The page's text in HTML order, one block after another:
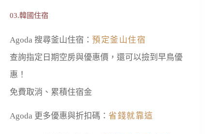
03.韓國住宿
Agoda 搜尋釜山住宿： 預定釜山住宿
查詢指定日期空房與優惠價，還可以撿到早鳥優
惠！
免費取消、累積住宿金
Agoda 更多優惠與折扣碼： 省錢就靠這